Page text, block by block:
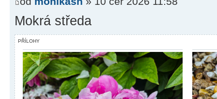
Mokrá středa
PŘÍLOHY